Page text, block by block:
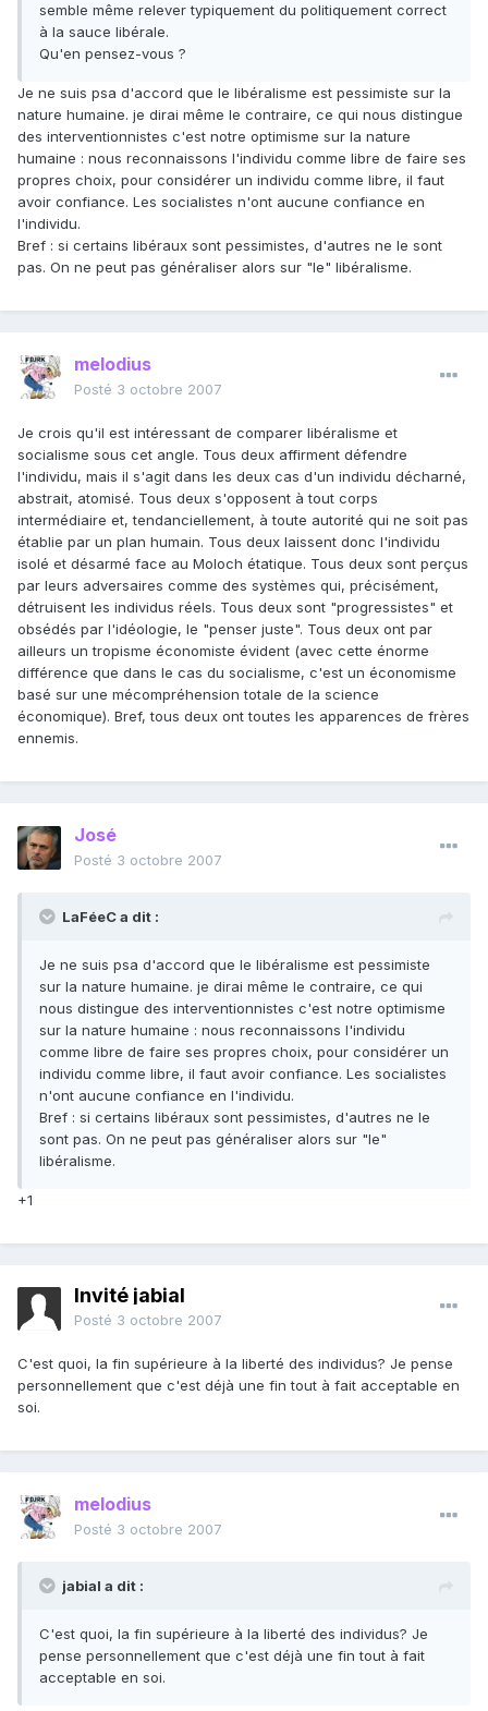
semble même relever typiquement du politiquement correct
à la sauce libérale.
Qu'en pensez-vous ?
Je ne suis psa d'accord que le libéralisme est pessimiste sur la
nature humaine. je dirai même le contraire, ce qui nous distingue
des interventionnistes c'est notre optimisme sur la nature
humaine : nous reconnaissons l'individu comme libre de faire ses
propres choix, pour considérer un individu comme libre, il faut
avoir confiance. Les socialistes n'ont aucune confiance en
l'individu.
Bref : si certains libéraux sont pessimistes, d'autres ne le sont
pas. On ne peut pas généraliser alors sur "le" libéralisme.
melodius
Posté 3 octobre 2007
Je crois qu'il est intéressant de comparer libéralisme et
socialisme sous cet angle. Tous deux affirment défendre
l'individu, mais il s'agit dans les deux cas d'un individu décharné,
abstrait, atomisé. Tous deux s'opposent à tout corps
intermédiaire et, tendanciellement, à toute autorité qui ne soit pas
établie par un plan humain. Tous deux laissent donc l'individu
isolé et désarmé face au Moloch étatique. Tous deux sont perçus
par leurs adversaires comme des systèmes qui, précisément,
détruisent les individus réels. Tous deux sont "progressistes" et
obsédés par l'idéologie, le "penser juste". Tous deux ont par
ailleurs un tropisme économiste évident (avec cette énorme
différence que dans le cas du socialisme, c'est un économisme
basé sur une mécompréhension totale de la science
économique). Bref, tous deux ont toutes les apparences de frères
ennemis.
José
Posté 3 octobre 2007
LaFéeC a dit :
Je ne suis psa d'accord que le libéralisme est pessimiste
sur la nature humaine. je dirai même le contraire, ce qui
nous distingue des interventionnistes c'est notre optimisme
sur la nature humaine : nous reconnaissons l'individu
comme libre de faire ses propres choix, pour considérer un
individu comme libre, il faut avoir confiance. Les socialistes
n'ont aucune confiance en l'individu.
Bref : si certains libéraux sont pessimistes, d'autres ne le
sont pas. On ne peut pas généraliser alors sur "le"
libéralisme.
+1
Invité jabial
Posté 3 octobre 2007
C'est quoi, la fin supérieure à la liberté des individus? Je pense
personnellement que c'est déjà une fin tout à fait acceptable en
soi.
melodius
Posté 3 octobre 2007
jabial a dit :
C'est quoi, la fin supérieure à la liberté des individus? Je
pense personnellement que c'est déjà une fin tout à fait
acceptable en soi.